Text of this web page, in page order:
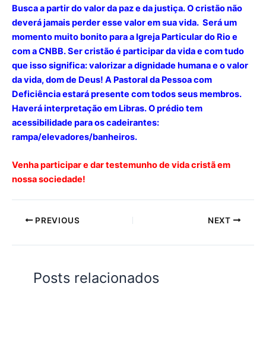
Busca a partir do valor da paz e da justiça. O cristão não
deverá jamais perder esse valor em sua vida. Será um
momento muito bonito para a Igreja Particular do Rio e
com a CNBB. Ser cristão é participar da vida e com tudo
que isso significa: valorizar a dignidade humana e o valor
da vida, dom de Deus! A Pastoral da Pessoa com
Deficiência estará presente com todos seus membros.
Haverá interpretação em Libras. O prédio tem
acessibilidade para os cadeirantes:
rampa/elevadores/banheiros.
Venha participar e dar testemunho de vida cristã em
nossa sociedade!
PREVIOUS NEXT
Posts relacionados